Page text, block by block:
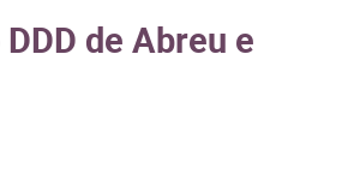
de Abreu e